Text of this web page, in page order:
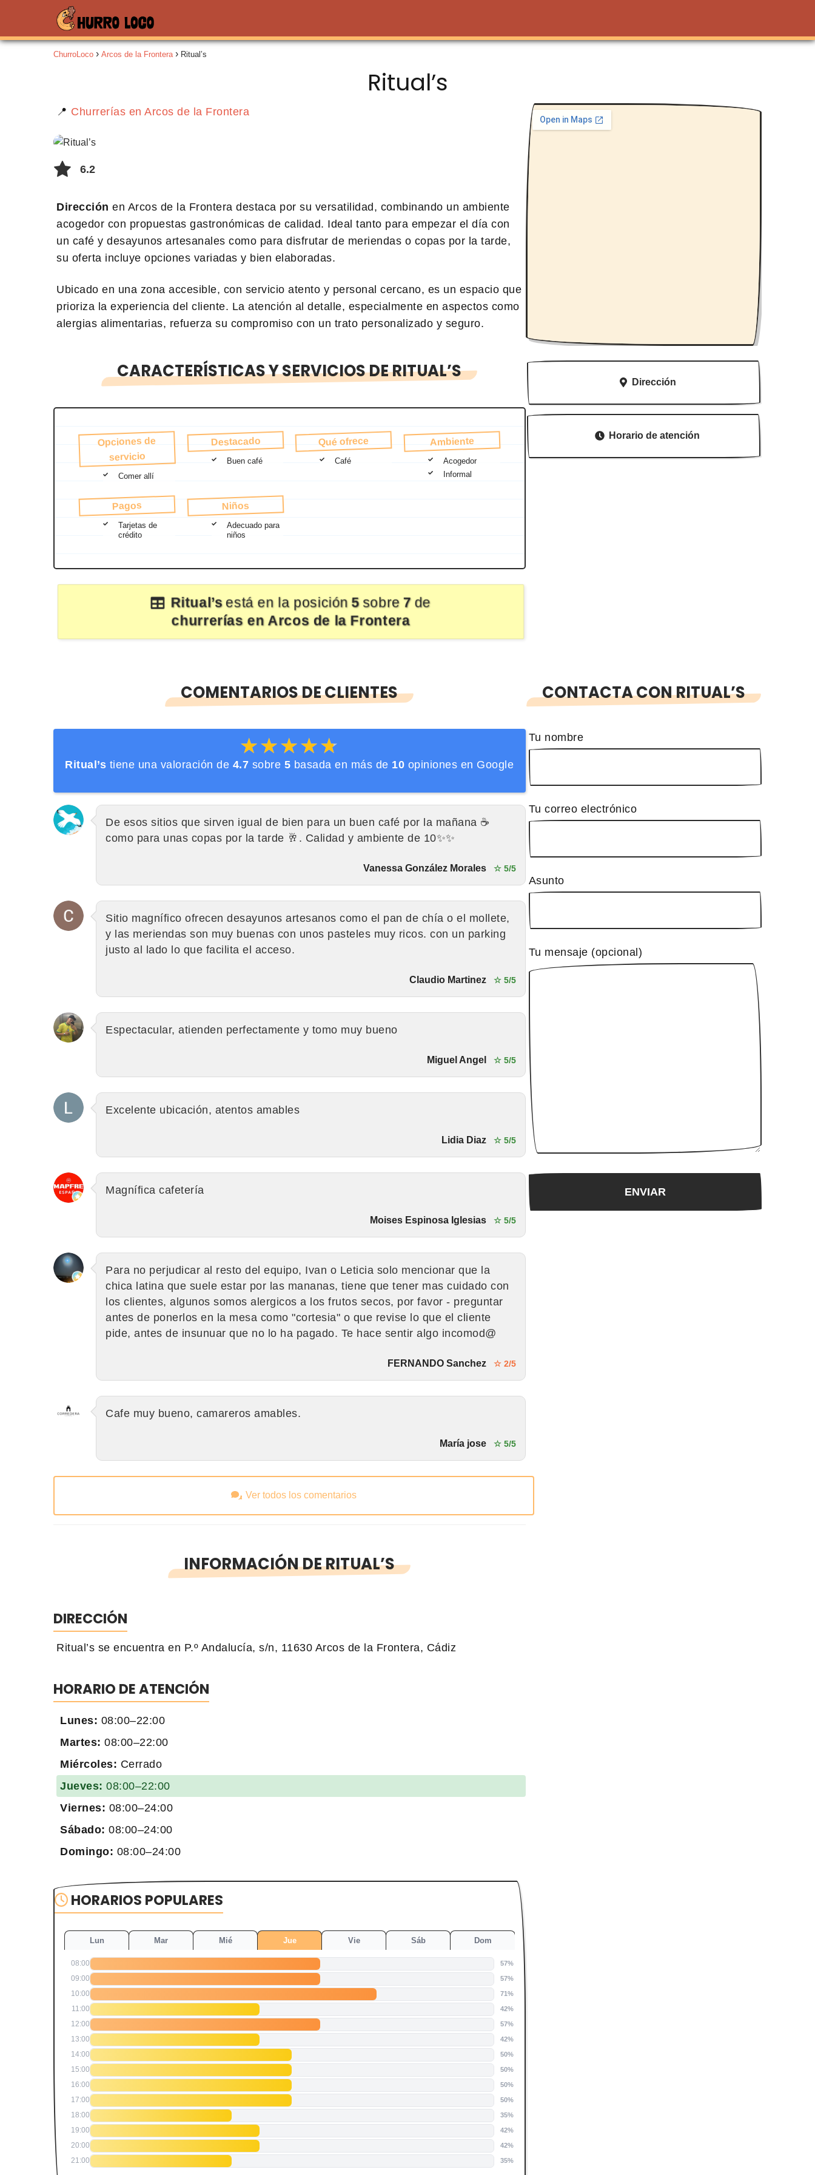
ChurroLoco Arcos de la Frontera Ritual’s
Ritual’s
📍 Churrerías en Arcos de la Frontera
6.2
Dirección en Arcos de la Frontera destaca por su versatilidad, combinando un ambiente
acogedor con propuestas gastronómicas de calidad. Ideal tanto para empezar el día con
un café y desayunos artesanales como para disfrutar de meriendas o copas por la tarde,
su oferta incluye opciones variadas y bien elaboradas.
Ubicado en una zona accesible, con servicio atento y personal cercano, es un espacio que
prioriza la experiencia del cliente. La atención al detalle, especialmente en aspectos como
alergias alimentarias, refuerza su compromiso con un trato personalizado y seguro.
CARACTERÍSTICAS Y SERVICIOS DE RITUAL’S
Opciones de
servicio
Comer allí
Destacado
Buen café
Qué ofrece
Café
Ambiente
Acogedor
Informal
Pagos
Tarjetas de
crédito
Niños
Adecuado para
niños
Ritual’sestá en la posición 5 sobre 7 de
churrerías en Arcos de la Frontera
Dirección
Horario de atención
COMENTARIOS DE CLIENTES
★★★★★
★★★★★
Ritual’s tiene una valoración de 4.7 sobre 5 basada en más de 10 opiniones en Google
De esos sitios que sirven igual de bien para un buen café por la mañana ☕️
como para unas copas por la tarde 🥂. Calidad y ambiente de 10✨✨
Vanessa González Morales ☆ 5/5
Sitio magnífico ofrecen desayunos artesanos como el pan de chía o el mollete,
y las meriendas son muy buenas con unos pasteles muy ricos. con un parking
justo al lado lo que facilita el acceso.
Claudio Martinez ☆ 5/5
Espectacular, atienden perfectamente y tomo muy bueno
Miguel Angel ☆ 5/5
Excelente ubicación, atentos amables
Lidia Diaz ☆ 5/5
Magnífica cafetería
Moises Espinosa Iglesias ☆ 5/5
Para no perjudicar al resto del equipo, Ivan o Leticia solo mencionar que la
chica latina que suele estar por las mananas, tiene que tener mas cuidado con
los clientes, algunos somos alergicos a los frutos secos, por favor - preguntar
antes de ponerlos en la mesa como "cortesia" o que revise lo que el cliente
pide, antes de insunuar que no lo ha pagado. Te hace sentir algo incomod@
FERNANDO Sanchez ☆ 2/5
Cafe muy bueno, camareros amables.
María jose ☆ 5/5
Ver todos los comentarios
INFORMACIÓN DE RITUAL’S
DIRECCIÓN
Ritual’s se encuentra en P.º Andalucía, s/n, 11630 Arcos de la Frontera, Cádiz
HORARIO DE ATENCIÓN
Lunes: 08:00–22:00
Martes: 08:00–22:00
Miércoles: Cerrado
Jueves: 08:00–22:00
Viernes: 08:00–24:00
Sábado: 08:00–24:00
Domingo: 08:00–24:00
HORARIOS POPULARES
Lun Mar Mié Jue Vie Sáb Dom
08:00 57%
09:00 57%
10:00 71%
11:00 42%
12:00 57%
13:00 42%
14:00 50%
15:00 50%
16:00 50%
17:00 50%
18:00 35%
19:00 42%
20:00 42%
21:00 35%
CONTACTA CON RITUAL’S
Tu nombre
Tu correo electrónico
Asunto
Tu mensaje (opcional)